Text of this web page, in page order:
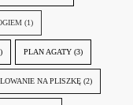
(1)
PLAN AGATY (3)
NA PLISZKĘ (2)